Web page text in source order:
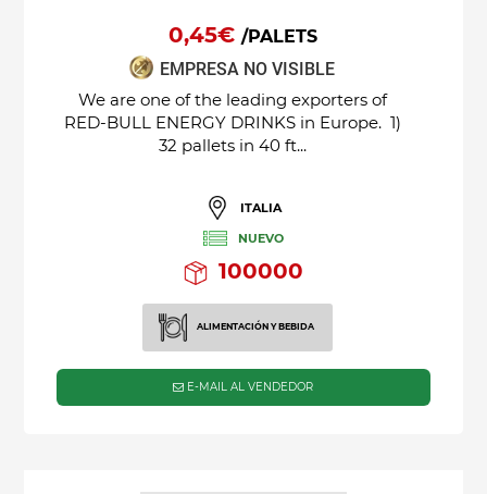
0,45€/PALETS
EMPRESA NO VISIBLE
We are one of the leading exporters of
RED-BULL ENERGY DRINKS in Europe. 1)
32 pallets in 40 ft...
ITALIA
NUEVO
100000
ALIMENTACIÓN Y BEBIDA
E-MAIL AL VENDEDOR